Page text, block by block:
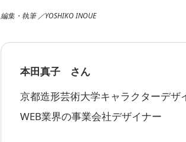
編集・執筆 ／YOSHIKO INOUE
本田真子 さん
京都造形芸術大学キャラクターデザ
WEB業界の事業会社デザイナー